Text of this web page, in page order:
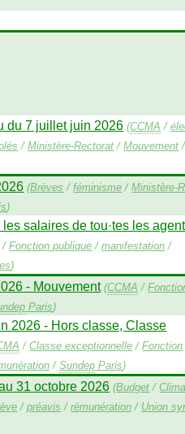
du 7 juillet juin 2026 (CCMA /
/Ministère-Rectorat /Mouvement /
(Brèves /féminisme /Ministère-
)
salaires de tou·tes les agent
/Fonction publique /manifestation /
)
- Mouvement (CCMA /
Paris)
2026 - Hors classe, Classe
/Classe exceptionnelle /Fonction
/Sundep Paris)
31 octobre 2026 (Budget /
/préavis /rémunération / Union